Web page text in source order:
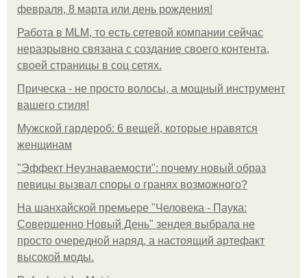
февраля, 8 марта или день рождения!
Работа в MLM, то есть сетевой компании сейчас
неразрывно связана с создание своего контента,
своей страницы в соц сетях.
Прическа - не просто волосы, а мощный инструмент
вашего стиля!
Мужской гардероб: 6 вещей, которые нравятся
женщинам
"Эффект Неузнаваемости": почему новый образ
певицы вызвал споры о гранях возможного?
На шанхайской премьере "Человека - Паука:
Совершенно Новый День" зендея выбрала не
просто очередной наряд, а настоящий артефакт
высокой моды.